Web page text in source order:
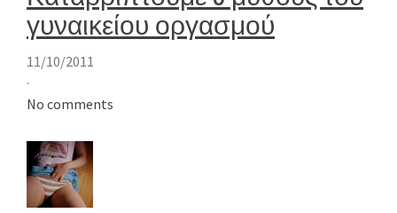
γυναικείου οργασμού
11/10/2011
·
No comments